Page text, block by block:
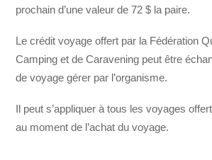
prochain d’une valeur de 72 $ la paire.
Le crédit voyage offert par la Fédération
Camping et de Caravening peut être
de voyage gérer par l’organisme.
Il peut s’appliquer à tous les voyages
au moment de l’achat du voyage.